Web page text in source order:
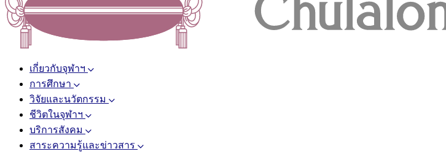
เกี่ยวกับจุฬาฯ
การศึกษา
วิจัยและนวัตกรรม
ชีวิตในจุฬาฯ
บริการสังคม
สาระความรู้และข่าวสาร